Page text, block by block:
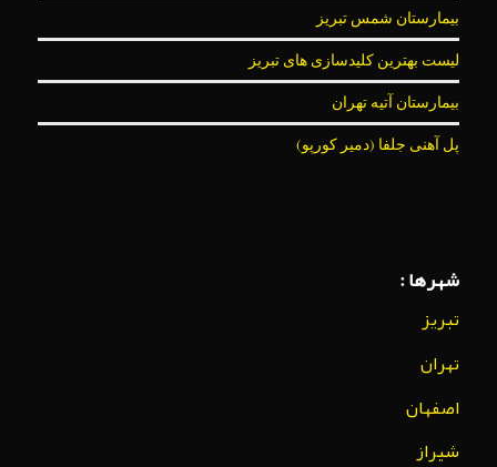
بیمارستان شمس تبریز
لیست بهترین کلیدسازی های تبریز
بیمارستان آتیه تهران
پل آهنی جلفا (دمیر کورپو)
شهرها :
تبریز
تهران
اصفهان
شیراز